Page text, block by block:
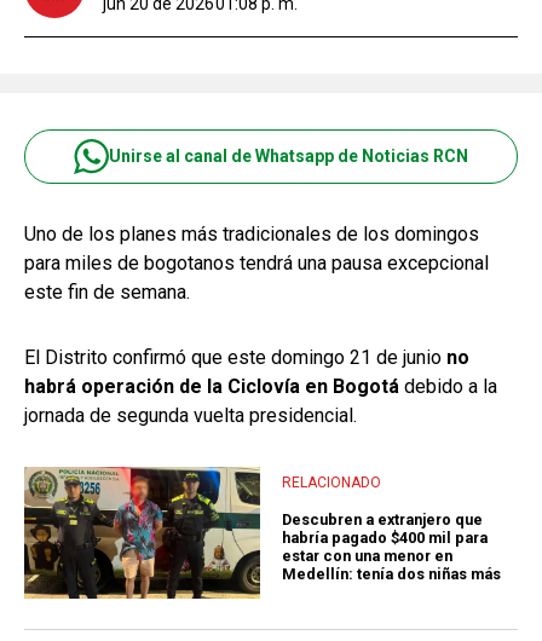
Unirse al canal de Whatsapp de Noticias RCN
Uno de los planes más tradicionales de los domingos
para miles de bogotanos tendrá una pausa excepcional
este fin de semana.
El Distrito confirmó que este domingo 21 de junio no
habrá operación de la Ciclovía en Bogotá debido a la
jornada de segunda vuelta presidencial.
RELACIONADO
Descubren a extranjero que
habría pagado $400 mil para
estar con una menor en
Medellín: tenía dos niñas más